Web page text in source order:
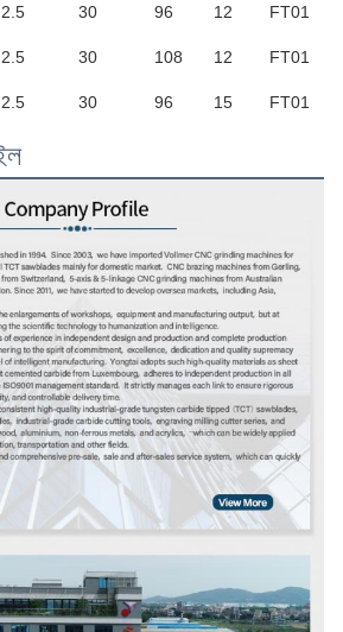
2.5 30 96 12 FT01
2.5 30 108 12 FT01
2.5 30 96 15 FT01